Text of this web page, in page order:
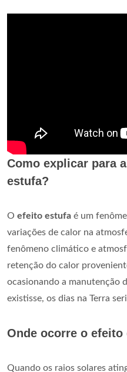
Como explicar para
estufa?
O efeito estufa é um
variações de calor na
fenômeno climático e
retenção do calor
ocasionando a manutenção
existisse, os dias na Terra
Onde ocorre o efeito
Quando os raios solares